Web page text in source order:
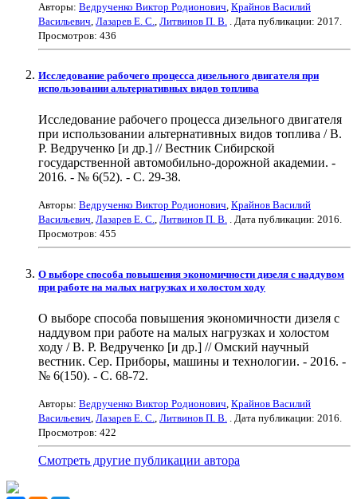
Авторы: Ведрученко Виктор Родионович, Крайнов Василий
Васильевич, Лазарев Е. С., Литвинов П. В. . Дата публикации: 2017.
Просмотров: 436
Исследование рабочего процесса дизельного двигателя при
использовании альтернативных видов топлива
Исследование рабочего процесса дизельного двигателя
при использовании альтернативных видов топлива / В.
Р. Ведрученко [и др.] // Вестник Сибирской
государственной автомобильно-дорожной академии. -
2016. - № 6(52). - С. 29-38.
Авторы: Ведрученко Виктор Родионович, Крайнов Василий
Васильевич, Лазарев Е. С., Литвинов П. В. . Дата публикации: 2016.
Просмотров: 455
О выборе способа повышения экономичности дизеля с наддувом
при работе на малых нагрузках и холостом ходу
О выборе способа повышения экономичности дизеля с
наддувом при работе на малых нагрузках и холостом
ходу / В. Р. Ведрученко [и др.] // Омский научный
вестник. Сер. Приборы, машины и технологии. - 2016. -
№ 6(150). - С. 68-72.
Авторы: Ведрученко Виктор Родионович Крайнов Василий
Васильевич Лазарев Е. С. Литвинов П. В. . Дата публикации: 2016
Просмотров: 422
Смотреть другие публикации автора